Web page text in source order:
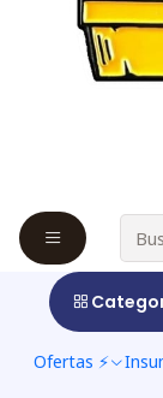
Ofertas ⚡
final de la
de
Drosera -
aus $2.142 CLP